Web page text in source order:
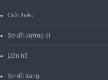
Giới thiệu
Sơ đồ đường đi
Liên hệ
Sơ đồ trang